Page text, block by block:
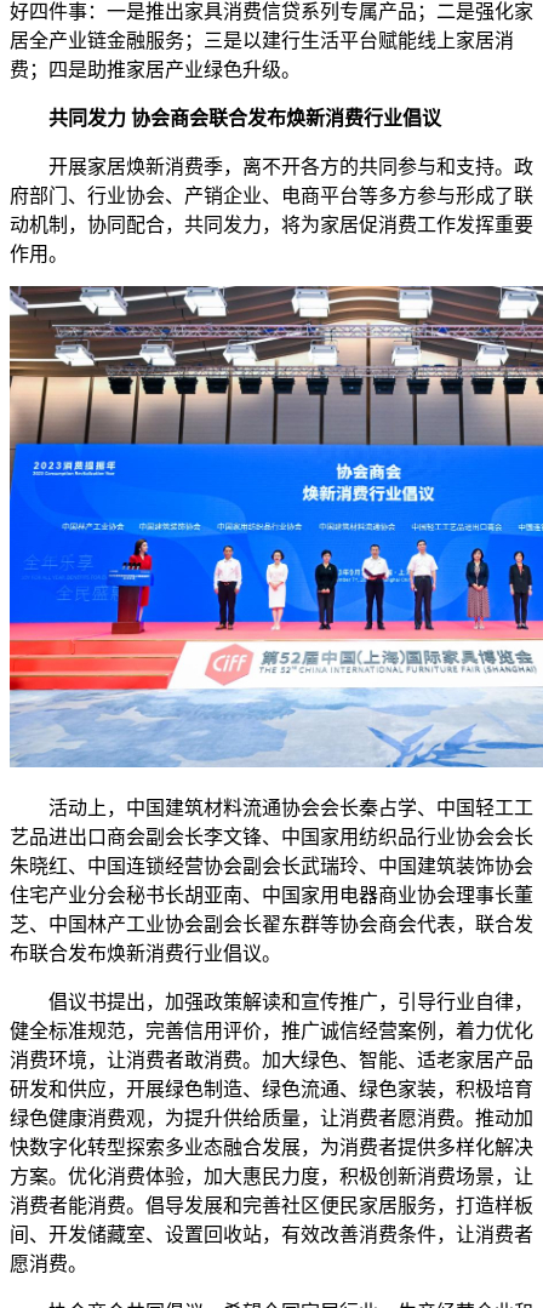
好四件事：一是推出家具消费信贷系列专属产品；二是强化家
居全产业链金融服务；三是以建行生活平台赋能线上家居消
费；四是助推家居产业绿色升级。
共同发力 协会商会联合发布焕新消费行业倡议
开展家居焕新消费季，离不开各方的共同参与和支持。政
府部门、行业协会、产销企业、电商平台等多方参与形成了联
动机制，协同配合，共同发力，将为家居促消费工作发挥重要
作用。
活动上，中国建筑材料流通协会会长秦占学、中国轻工工
艺品进出口商会副会长李文锋、中国家用纺织品行业协会会长
朱晓红、中国连锁经营协会副会长武瑞玲、中国建筑装饰协会
住宅产业分会秘书长胡亚南、中国家用电器商业协会理事长董
芝、中国林产工业协会副会长翟东群等协会商会代表，联合发
布联合发布焕新消费行业倡议。
倡议书提出，加强政策解读和宣传推广，引导行业自律，
健全标准规范，完善信用评价，推广诚信经营案例，着力优化
消费环境，让消费者敢消费。加大绿色、智能、适老家居产品
研发和供应，开展绿色制造、绿色流通、绿色家装，积极培育
绿色健康消费观，为提升供给质量，让消费者愿消费。推动加
快数字化转型探索多业态融合发展，为消费者提供多样化解决
方案。优化消费体验，加大惠民力度，积极创新消费场景，让
消费者能消费。倡导发展和完善社区便民家居服务，打造样板
间、开发储藏室、设置回收站，有效改善消费条件，让消费者
愿消费。